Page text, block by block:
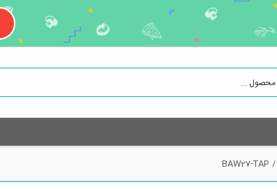
/
BAW27-TAP